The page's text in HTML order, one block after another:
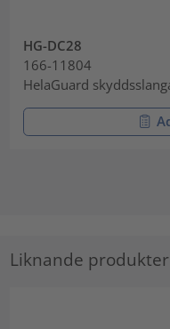
HG-DC28
166-11804
HelaGuard
Liknande produkter